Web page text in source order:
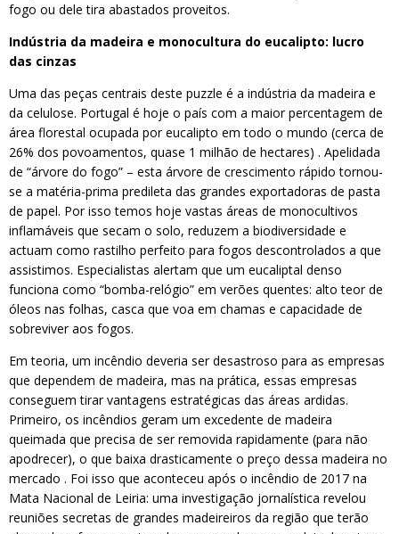
fogo ou dele tira abastados proveitos.
Indústria da madeira e monocultura do eucalipto: lucro
das cinzas
Uma das peças centrais deste puzzle é a indústria da madeira e
da celulose. Portugal é hoje o país com a maior percentagem de
área florestal ocupada por eucalipto em todo o mundo (cerca de
26% dos povoamentos, quase 1 milhão de hectares) . Apelidada
de “árvore do fogo” – esta árvore de crescimento rápido tornou-
se a matéria-prima predileta das grandes exportadoras de pasta
de papel. Por isso temos hoje vastas áreas de monocultivos
inflamáveis que secam o solo, reduzem a biodiversidade e
actuam como rastilho perfeito para fogos descontrolados a que
assistimos. Especialistas alertam que um eucaliptal denso
funciona como “bomba-relógio” em verões quentes: alto teor de
óleos nas folhas, casca que voa em chamas e capacidade de
sobreviver aos fogos.
Em teoria, um incêndio deveria ser desastroso para as empresas
que dependem de madeira, mas na prática, essas empresas
conseguem tirar vantagens estratégicas das áreas ardidas.
Primeiro, os incêndios geram um excedente de madeira
queimada que precisa de ser removida rapidamente (para não
apodrecer), o que baixa drasticamente o preço dessa madeira no
mercado . Foi isso que aconteceu após o incêndio de 2017 na
Mata Nacional de Leiria: uma investigação jornalística revelou
reuniões secretas de grandes madeireiros da região que terão